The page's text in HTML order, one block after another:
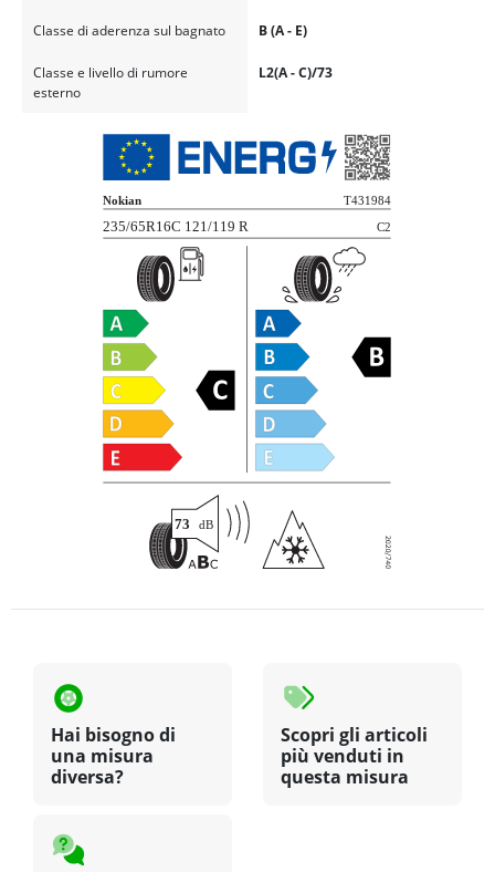
Classe di aderenza sul bagnato B (A - E)
Classe e livello di rumore
esterno
L2(A - C)/73
Hai bisogno di
una misura
diversa?
Scopri gli articoli
più venduti in
questa misura